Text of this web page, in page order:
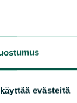
evästeitä